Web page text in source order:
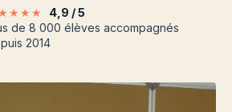
4,9 / 5
de 8 000 élèves accompagnés
2014